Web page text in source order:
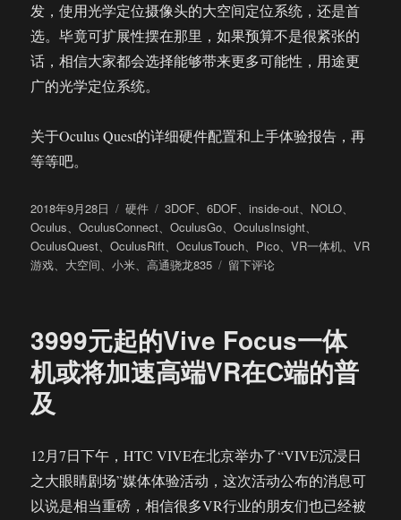
发，使用光学定位摄像头的大空间定位系统，还是首
选。毕竟可扩展性摆在那里，如果预算不是很紧张的
话，相信大家都会选择能够带来更多可能性，用途更
广的光学定位系统。
关于Oculus Quest的详细硬件配置和上手体验报告，再
等等吧。
发
布
于
2018年9月28日
分
类
硬件
标
签
3DOF、6DOF、inside-out、 NOLO、
Oculus、OculusConnect、OculusGo、OculusInsight、
OculusQuest、OculusRift、OculusTouch、 Pico、VR一体机、VR
游戏、 大空间、小米、高通骁龙835
于
高
VR
Quest
的
几
点
留下评论
3999元起的Vive Focus一体
机或将加速高端VR在C端的普
及
12月7日下午，HTC VIVE在北京举办了“VIVE沉浸日
之大眼睛剧场”媒体体验活动，这次活动公布的消息可
以说是相当重磅，相信很多VR行业的朋友们也已经被